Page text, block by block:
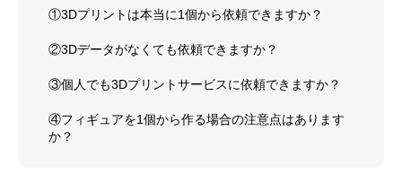
①3Dプリントは本当に1個から依頼できますか？
②3Dデータがなくても依頼できますか？
③個人でも3Dプリントサービスに依頼できますか？
④フィギュアを1個から作る場合の注意点はあります
か？